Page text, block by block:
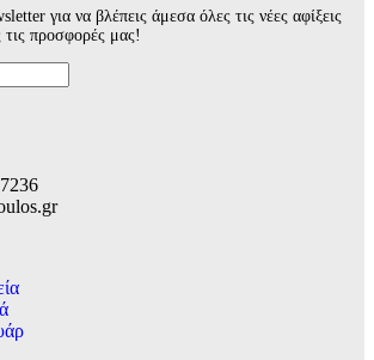
για να βλέπεις άμεσα όλες τις νέες αφίξεις
τις προσφορές μας!